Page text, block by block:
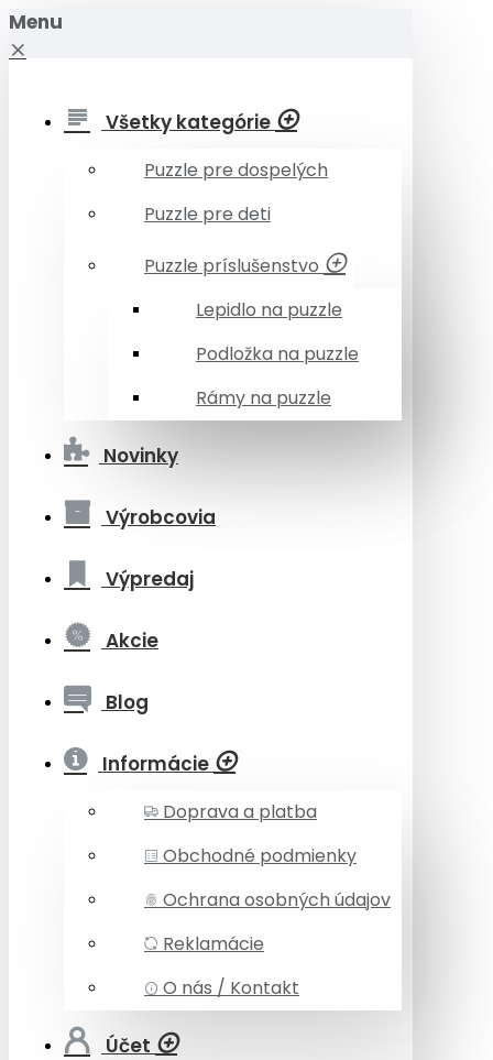
Menu
Všetky kategórie
Puzzle pre dospelých
Puzzle pre deti
Puzzle príslušenstvo
Lepidlo na puzzle
Podložka na puzzle
Rámy na puzzle
Novinky
Výrobcovia
Výpredaj
Akcie
Blog
Informácie
Doprava a platba
Obchodné podmienky
Ochrana osobných údajov
Reklamácie
O nás / Kontakt
Účet